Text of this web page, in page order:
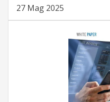
27 Mag 2025